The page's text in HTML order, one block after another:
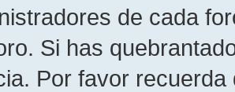
de cada
Si has
Por favor